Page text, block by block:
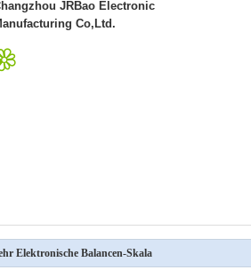
JRBao Electronic
Co,Ltd.
Elektronische Balancen-Skala